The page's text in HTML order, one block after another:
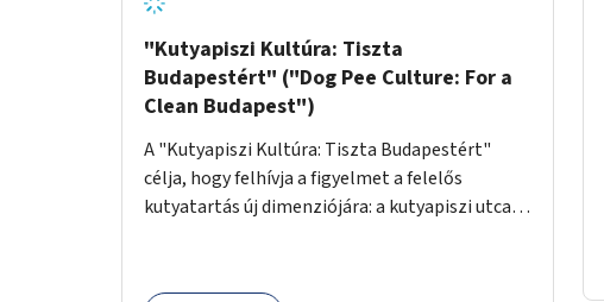
"Kutyapiszi Kultúra: Tiszta
Budapestért" ("Dog Pee Culture: For a
Clean Budapest")
A "Kutyapiszi Kultúra: Tiszta Budapestért"
célja, hogy felhívja a figyelmet a felelős
kutyatartás új dimenziójára: a kutyapiszi utcai
hogy séta közben, amikor kedvencük a járdára